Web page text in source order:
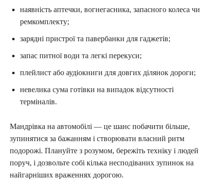
наявність аптечки, вогнегасника, запасного колеса чи
ремкомплекту;
зарядні пристрої та павербанки для гаджетів;
запас питної води та легкі перекуси;
плейлист або аудіокниги для довгих ділянок дороги;
невелика сума готівки на випадок відсутності
терміналів.
Мандрівка на автомобілі — це шанс побачити більше,
зупинятися за бажанням і створювати власний ритм
подорожі. Плануйте з розумом, бережіть техніку і людей
поруч, і дозвольте собі кілька несподіваних зупинок на
найгарніших враженнях дорогою.